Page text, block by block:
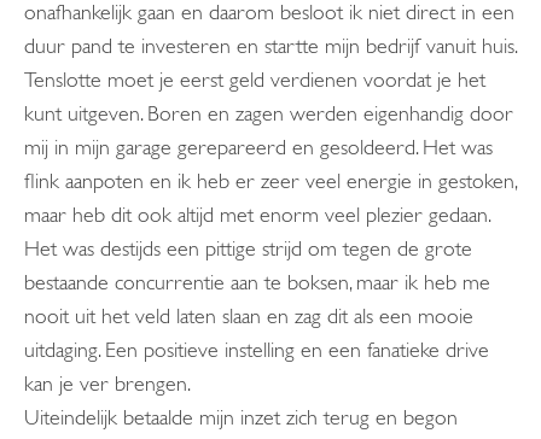
onafhankelijk gaan en daarom besloot ik niet direct in een
duur pand te investeren en startte mijn bedrijf vanuit huis.
Tenslotte moet je eerst geld verdienen voordat je het
kunt uitgeven. Boren en zagen werden eigenhandig door
mij in mijn garage gerepareerd en gesoldeerd. Het was
flink aanpoten en ik heb er zeer veel energie in gestoken,
maar heb dit ook altijd met enorm veel plezier gedaan.
Het was destijds een pittige strijd om tegen de grote
bestaande concurrentie aan te boksen, maar ik heb me
nooit uit het veld laten slaan en zag dit als een mooie
uitdaging. Een positieve instelling en een fanatieke drive
kan je ver brengen.
Uiteindelijk betaalde mijn inzet zich terug en begon